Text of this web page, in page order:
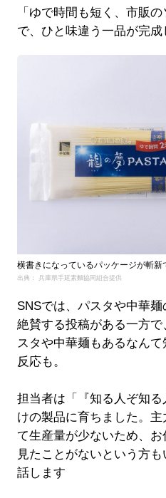
「ゆで時間も短く、市販
で、ひと味違う一品が完成
横書きになっているパッケージが斬新
出典： 兵庫県手延素麵協同組合提供
SNSでは、パスタや中華
絶賛する投稿がある一方
スタや中華麺もあるなん
反応も。
担当者は「『知る人ぞ知
けの製品に育ちました。
て生産量が少ないため、
見たことがないという方
話します